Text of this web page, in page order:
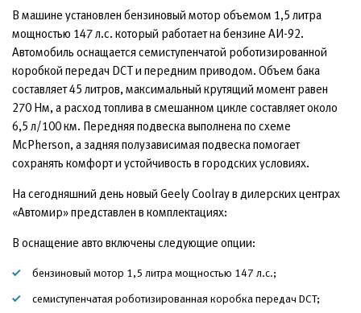
В машине установлен бензиновый мотор объемом 1,5 литра
мощностью 147 л.с. который работает на бензине АИ-92.
Автомобиль оснащается семиступенчатой роботизированной
коробкой передач DCT и передним приводом. Объем бака
составляет 45 литров, максимальный крутящий момент равен
270 Нм, а расход топлива в смешанном цикле составляет около
6,5 л/100 км. Передняя подвеска выполнена по схеме
McPherson, а задняя полузависимая подвеска помогает
сохранять комфорт и устойчивость в городских условиях.
На сегодняшний день новый Geely Coolray в дилерских центрах
«Автомир» представлен в комплектациях:
В оснащение авто включены следующие опции:
бензиновый мотор 1,5 литра мощностью 147 л.с.;
семиступенчатая роботизированная коробка передач DCT;